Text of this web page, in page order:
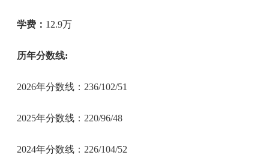
学费： 12.9万
历年分数线:
2026年分数线：236/102/51
2025年分数线：220/96/48
2024年分数线：226/104/52